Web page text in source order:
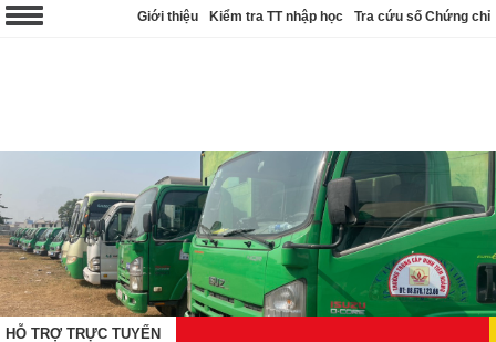
Giới thiệu Kiểm tra TT nhập học Tra cứu số Chứng chỉ
HỖ TRỢ TRỰC TUYẾN